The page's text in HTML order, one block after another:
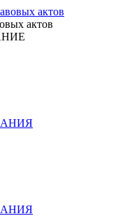
актов